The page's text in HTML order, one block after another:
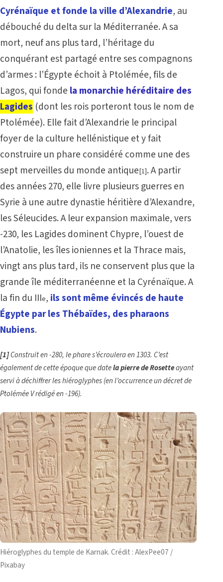
Cyrénaïque et fonde la ville d’Alexandrie, au
débouché du delta sur la Méditerranée. A sa
mort, neuf ans plus tard, l’héritage du
conquérant est partagé entre ses compagnons
d’armes : l’Égypte échoit à Ptolémée, fils de
Lagos, qui fonde la monarchie héréditaire des
Lagides (dont les rois porteront tous le nom de
Ptolémée). Elle fait d’Alexandrie le principal
foyer de la culture hellénistique et y fait
construire un phare considéré comme une des
sept merveilles du monde antique[1]. A partir
des années 270, elle livre plusieurs guerres en
Syrie à une autre dynastie héritière d’Alexandre,
les Séleucides. A leur expansion maximale, vers
-230, les Lagides dominent Chypre, l’ouest de
l’Anatolie, les îles ioniennes et la Thrace mais,
vingt ans plus tard, ils ne conservent plus que la
grande île méditerranéenne et la Cyrénaïque. A
la fin du IIIe, ils sont même évincés de haute
Égypte par les Thébaïdes, des pharaons
Nubiens.
[1]Construit en -280, le phare s’écroulera en 1303. C’est
également de cette époque que datela pierre de Rosetteayant
servi à déchiffrer les hiéroglyphes (en l’occurrence un décret de
Ptolémée V rédigé en -196).
Hiéroglyphes du temple de Karnak. Crédit : AlexPee07 /
Pixabay